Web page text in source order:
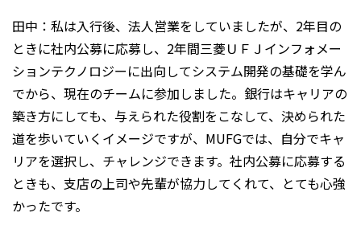
田中：私は入行後、法人営業をしていましたが、2年目の
ときに社内公募に応募し、2年間三菱ＵＦＪインフォメー
ションテクノロジーに出向してシステム開発の基礎を学ん
でから、現在のチームに参加しました。銀行はキャリアの
築き方にしても、与えられた役割をこなして、決められた
道を歩いていくイメージですが、MUFGでは、自分でキャ
リアを選択し、チャレンジできます。社内公募に応募する
ときも、支店の上司や先輩が協力してくれて、とても心強
かったです。